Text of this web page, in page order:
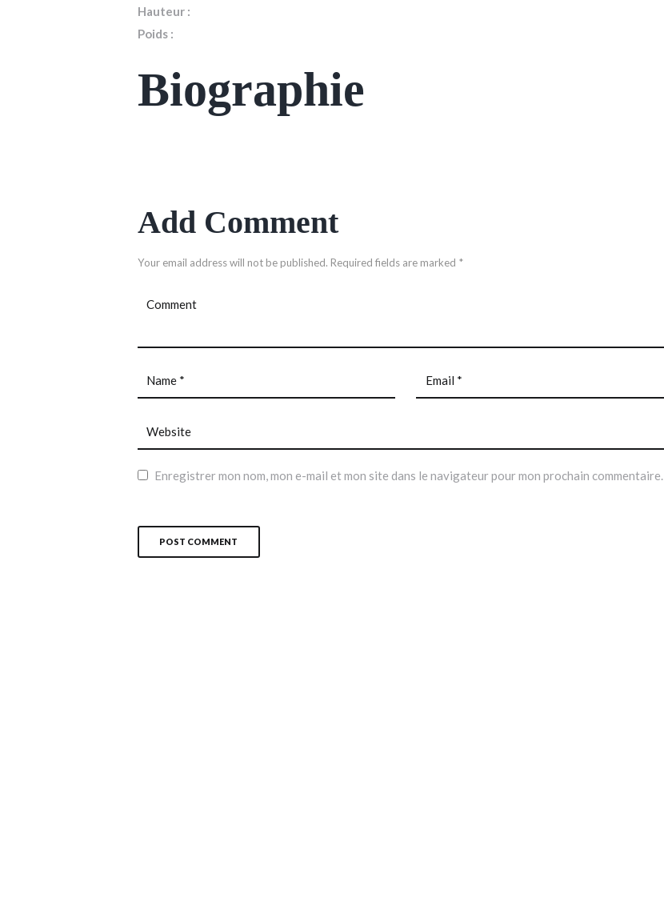
Hauteur :
Poids :
Biographie
Add Comment
Your email address will not be published. Required fields are marked *
Enregistrer mon nom, mon e-mail et mon site dans le navigateur pour mon prochain commentaire.